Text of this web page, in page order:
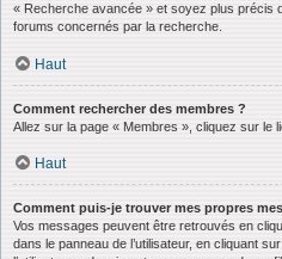
« Recherche avancée » et soyez plus précis
forums concernés par la recherche.
Haut
Comment rechercher des membres ?
Allez sur la page « Membres », cliquez sur le
Haut
Comment puis-je trouver mes propres
Vos messages peuvent être retrouvés en
dans le panneau de l’utilisateur, en cliquant